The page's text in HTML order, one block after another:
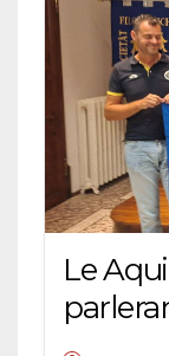
Le